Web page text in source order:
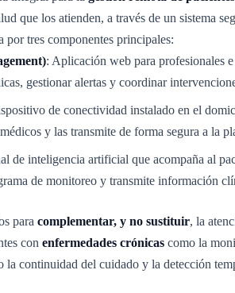
que los atienden, a través de un sistema
por tres componentes principales:
: Aplicación web para profesionales
gestionar alertas y coordinar
de conectividad instalado en el
y las transmite de forma segura a la
de inteligencia artificial que acompaña al
de monitoreo y transmite información
para complementar, y no sustituir, la
con enfermedades crónicas como la
la continuidad del cuidado y la detección